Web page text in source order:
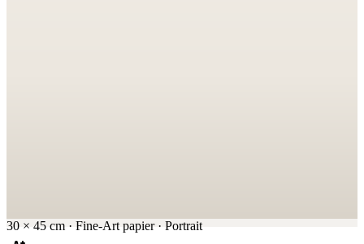
30 × 45 cm · Fine-Art papier· Portrait